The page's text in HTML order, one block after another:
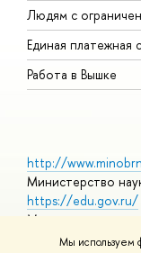
Мы используем
Людям с
Единая платежная
Работа в Вышке
http://
Министерство
https://edu.gov.ru/
Министерство
https://